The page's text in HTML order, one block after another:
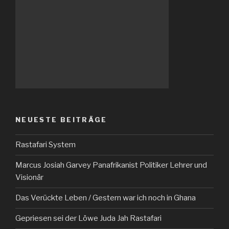
NEUESTE BEITRÄGE
Rastafari System
Marcus Josiah Garvey Panafrikanist Politiker Lehrer und
Visionär
Das Verückte Leben / Gestern war ich noch in Ghana
Gepriesen sei der Löwe Juda Jah Rastafari